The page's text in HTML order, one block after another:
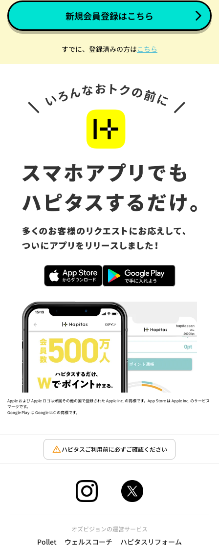
新規会員登録はこちら
すでに、登録済みの方はこちら
Apple および Apple ロゴは米国その他の国で登録された Apple Inc. の商標です。App Store は Apple Inc. のサービス
マークです。
Google Play は Google LLC の商標です。
ハピタスご利用前に必ずご確認ください
オズビジョンの運営サービス
Pollet ウェルスコーチ ハピタスリフォーム